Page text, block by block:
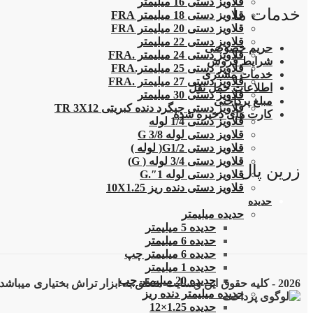
قلاویز دستی 18 میلیمتر FRA
قلاویز دستی 20 میلیمتر FRA
قلاویز دستی 22 میلیمتر
قلاویز دستی 24 میلیمتر .FRA
قلاویز دستی 25 میلیمتر.FRA
قلاویز دستی 27 میلیمتر .FRA
قلاویز دستی 30 میلیمتر
قلاویز دستی چپگرد دنده کبریتی TR 3X12
قلاویز دستی 1/4 لوله
قلاویز دستی لوله G 3/8
قلاویز دستی G1/2( لوله )
قلاویز دستی 3/4 لوله ( G)
قلاویز دستی لوله 1″.G
قلاویز دستی دنده ریز 10X1.25
حدیده
حدیده میلیمتر
حدیده 5 میلیمتر
حدیده 6 میلیمتر
حدیده 6 میلیمتر چپ
حدیده 1 میلیمتر
حدیده 20 میلیمتر چپ
حدیده میلیمتر دنده ریز
حدیده 1.25×12
خدمات ما
حریم خصوصی
شرایط فروش
خدمات مشتری
اطلاعات حمل نقل
مبلغ پرداختی
کارت های ذخیره شده
زرین پال
2026 - کلیه حقوق این وبسایت متعلق به ابزار تراش بختیاری میباشد